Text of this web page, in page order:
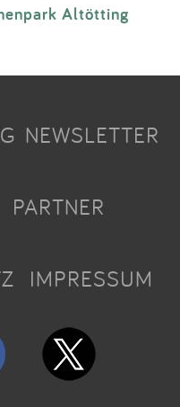
Altötting
NEWSLETTER
PARTNER
IMPRESSUM